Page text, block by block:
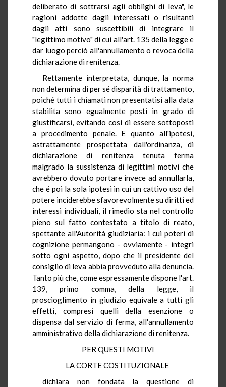
deliberato di sottrarsi agli obblighi di leva", le
ragioni addotte dagli interessati o risultanti
dagli atti sono suscettibili di integrare il
"legittimo motivo" di cui all'art. 135 della legge e
dar luogo perciò all'annullamento o revoca della
dichiarazione di renitenza.
Rettamente interpretata, dunque, la norma
non determina di per sé disparità di trattamento,
poiché tutti i chiamati non presentatisi alla data
stabilita sono egualmente posti in grado di
giustificarsi, evitando così di essere sottoposti
a procedimento penale. E quanto all'ipotesi,
astrattamente prospettata dall'ordinanza, di
dichiarazione di renitenza tenuta ferma
malgrado la sussistenza di legittimi motivi che
avrebbero dovuto portare invece ad annullarla,
che é poi la sola ipotesi in cui un cattivo uso del
potere inciderebbe sfavorevolmente su diritti ed
interessi individuali, il rimedio sta nel controllo
pieno sul fatto contestato a titolo di reato,
spettante all'Autorità giudiziaria: i cui poteri di
cognizione permangono - ovviamente - integri
sotto ogni aspetto, dopo che il presidente del
consiglio di leva abbia provveduto alla denuncia.
Tanto più che, come espressamente dispone l'art.
139, primo comma, della legge, il
proscioglimento in giudizio equivale a tutti gli
effetti, compresi quelli della esenzione o
dispensa dal servizio di ferma, all'annullamento
amministrativo della dichiarazione di renitenza.
PER QUESTI MOTIVI
LA CORTE COSTITUZIONALE
dichiara non fondata la questione di